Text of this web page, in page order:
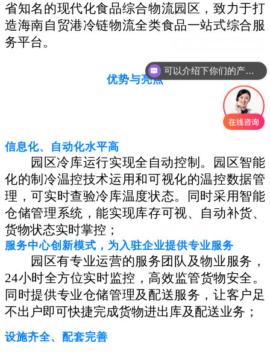
省知名的现代化食品综合物流园区，致力于打
造海南自贸港冷链物流全类食品一站式综合服
务平台。
优势与亮点
信息化、自动化水平高
园区冷库运行实现全自动控制。园区智能
化的制冷温控技术运用和可视化的温控数据管
理，可实时查验冷库温度状态。同时采用智能
仓储管理系统，能实现库存可视、自动补货、
货物状态实时掌控；
服务中心创新模式，为入驻企业提供专业服务
园区有专业运营的服务团队及物业服务，
24小时全方位实时监控，高效监管货物安全。
同时提供专业仓储管理及配送服务，让客户足
不出户即可快捷完成货物进出库及配送业务；
设施齐全、配套完善
可以介绍下你们的产品么